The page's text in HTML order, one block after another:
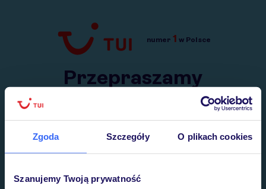
Zgoda Szczegóły O plikach cookies
Szanujemy Twoją prywatność
Przejdź do TUI.pl
numer 1 w Polsce
Przepraszamy
Wysłaliśmy nasz serwis na krótkie wakacje.